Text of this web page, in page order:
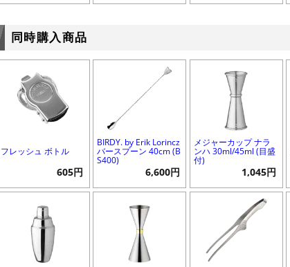
同時購入商品
フレッシュ ボトル
605円
BIRDY. by Erik Lorincz
バースプーン 40cm (B
S400)
6,600円
メジャーカップ ナラ
ンハ 30ml/45ml (目盛
付)
1,045円